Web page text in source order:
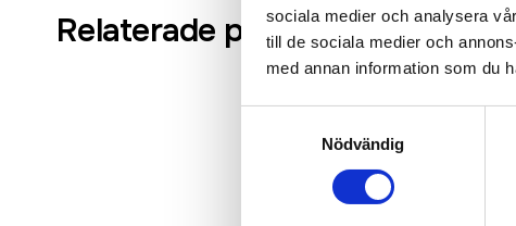
sociala medier och analysera
till de sociala medier och
med annan information som du
Nödvändig
Relaterade produkter